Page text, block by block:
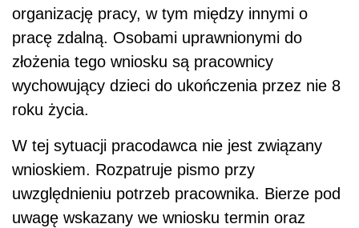
organizację pracy, w tym między innymi o
pracę zdalną. Osobami uprawnionymi do
złożenia tego wniosku są pracownicy
wychowujący dzieci do ukończenia przez nie 8
roku życia.
W tej sytuacji pracodawca nie jest związany
wnioskiem. Rozpatruje pismo przy
uwzględnieniu potrzeb pracownika. Bierze pod
uwagę wskazany we wniosku termin oraz